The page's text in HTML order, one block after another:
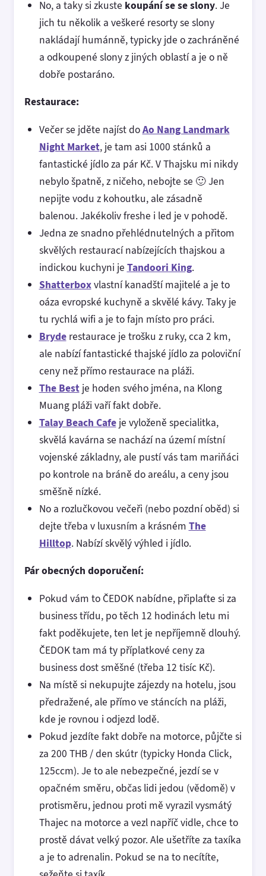
No, a taky si zkuste koupání se se slony. Je
jich tu několik a veškeré resorty se slony
nakládají humánně, typicky jde o zachráněné
a odkoupené slony z jiných oblastí a je o ně
dobře postaráno.
Restaurace:
Večer se jděte najíst doAo Nang Landmark
Night Market, je tam asi 1000 stánků a
fantastické jídlo za pár Kč. V Thajsku mi nikdy
nebylo špatně, z ničeho, nebojte se 🙂 Jen
nepijte vodu z kohoutku, ale zásadně
balenou. Jakékoliv freshe i led je v pohodě.
Jedna ze snadno přehlédnutelných a přitom
skvělých restaurací nabízejících thajskou a
indickou kuchyni je Tandoori King.
Shatterboxvlastní kanadští majitelé a je to
oáza evropské kuchyně a skvělé kávy. Taky je
tu rychlá wifi a je to fajn místo pro práci.
Bryderestaurace je trošku z ruky, cca 2 km,
ale nabízí fantastické thajské jídlo za poloviční
ceny než přímo restaurace na pláži.
The Bestje hoden svého jména, na Klong
Muang pláži vaří fakt dobře.
Talay Beach Cafeje vyloženě specialitka,
skvělá kavárna se nachází na území místní
vojenské základny, ale pustí vás tam mariňáci
po kontrole na bráně do areálu, a ceny jsou
směšně nízké.
No a rozlučkovou večeři (nebo pozdní oběd) si
dejte třeba v luxusním a krásném The
Hilltop. Nabízí skvělý výhled i jídlo.
Pár obecných doporučení:
Pokud vám to ČEDOK nabídne, připlaťte si za
business třídu, po těch 12 hodinách letu mi
fakt poděkujete, ten let je nepříjemně dlouhý.
ČEDOK tam má ty příplatkové ceny za
business dost směšné (třeba 12 tisíc Kč).
Na místě si nekupujte zájezdy na hotelu, jsou
předražené, ale přímo ve stáncích na pláži,
kde je rovnou i odjezd lodě.
Pokud jezdíte fakt dobře na motorce, půjčte si
za 200 THB / den skútr (typicky Honda Click,
125ccm). Je to ale nebezpečné, jezdí se v
opačném směru, občas lidi jedou (vědomě) v
protisměru, jednou proti mě vyrazil vysmátý
Thajec na motorce a vezl napříč vidle, chce to
prostě dávat velký pozor. Ale ušetříte za taxíka
a je to adrenalin. Pokud se na to necítíte,